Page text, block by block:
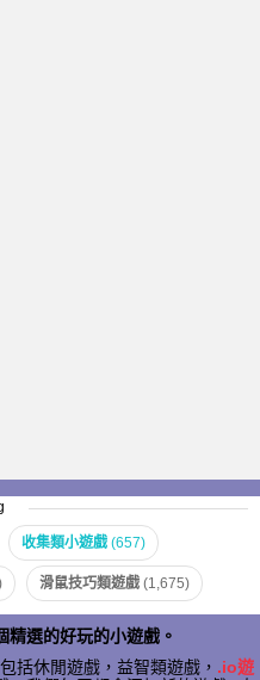
收集類小遊戲 (657)
滑鼠技巧類遊戲 (1,675)
精選的好玩的小遊戲。
括休閒遊戲，益智類遊戲， .io遊